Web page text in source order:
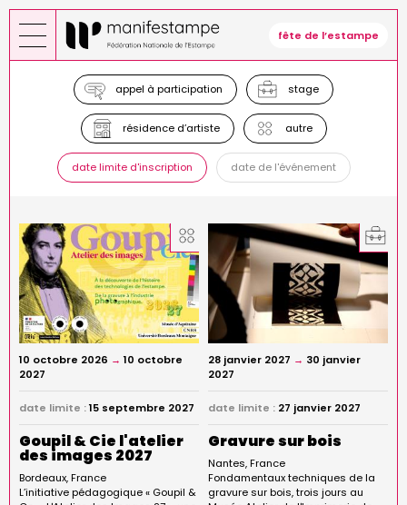
Aller
au
contenu
fête de l’estampe
appel à participation stage
résidence d’artiste autre
date limite d'inscription date de l'événement
10 octobre 2026 → 10 octobre
2027
date limite :15 septembre 2027
Goupil & Cie l'atelier
des images 2027
Bordeaux France
L’initiative pédagogique « Goupil &
28 janvier 2027 → 30 janvier
2027
date limite : 27 janvier 2027
Gravure sur bois
Nantes France
Fondamentaux techniques de la
gravure sur bois, trois jours au